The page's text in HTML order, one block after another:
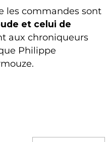
les commandes sont
et celui de
aux chroniqueurs
Philippe